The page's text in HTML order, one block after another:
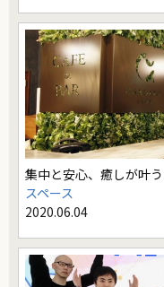
集中と安心、癒しが叶
スペース
2020.06.04